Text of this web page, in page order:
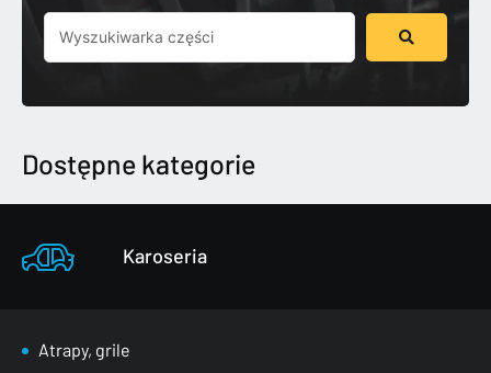
Szukaj
Dostępne kategorie
Karoseria
Atrapy, grile